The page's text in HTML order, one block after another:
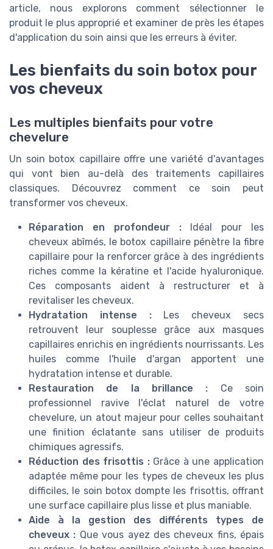
article, nous explorons comment sélectionner le
produit le plus approprié et examiner de près les étapes
d'application du soin ainsi que les erreurs à éviter.
Les bienfaits du soin botox pour
vos cheveux
Les multiples bienfaits pour votre
chevelure
Un soin botox capillaire offre une variété d'avantages
qui vont bien au-delà des traitements capillaires
classiques. Découvrez comment ce soin peut
transformer vos cheveux.
Réparation en profondeur :Idéal pour les
cheveux abîmés, le botox capillaire pénètre la fibre
capillaire pour la renforcer grâce à des ingrédients
riches comme la kératine et l'acide hyaluronique.
Ces composants aident à restructurer et à
revitaliser les cheveux.
Hydratation intense :Les cheveux secs
retrouvent leur souplesse grâce aux masques
capillaires enrichis en ingrédients nourrissants. Les
huiles comme l'huile d'argan apportent une
hydratation intense et durable.
Restauration de la brillance : Ce soin
professionnel ravive l'éclat naturel de votre
chevelure, un atout majeur pour celles souhaitant
une finition éclatante sans utiliser de produits
chimiques agressifs.
Réduction des frisottis :Grâce à une application
adaptée même pour les types de cheveux les plus
difficiles, le soin botox dompte les frisottis, offrant
une surface capillaire plus lisse et plus maniable.
Aide à la gestion des différents types de
cheveux : Que vous ayez des cheveux fins, épais